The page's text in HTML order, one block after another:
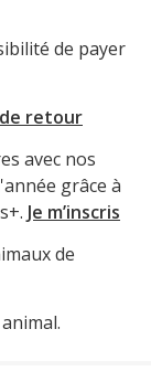
de payer
retour
avec nos
grâce à
Je m’inscris
de